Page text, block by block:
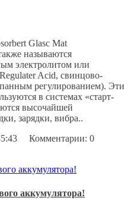
Glasc Mat
называются
электролитом или
Acid, свинцово-
регулированием). Эти
в системах «старт-
высочайшей
зарядки, вибра..
Комментарии: 0
аккумулятора!